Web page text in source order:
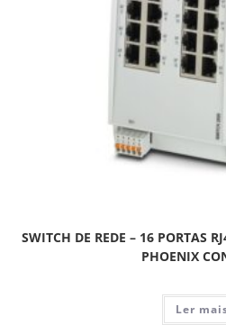
SWITCH DE REDE – 16 PORTAS
PHOENIX
Ler